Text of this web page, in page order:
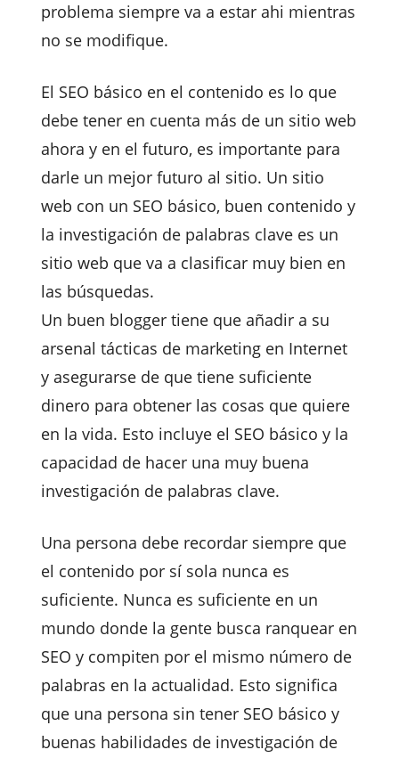
problema siempre va a estar ahi mientras
no se modifique.
El SEO básico en el contenido es lo que
debe tener en cuenta más de un sitio web
ahora y en el futuro, es importante para
darle un mejor futuro al sitio. Un sitio
web con un SEO básico, buen contenido y
la investigación de palabras clave es un
sitio web que va a clasificar muy bien en
las búsquedas.
Un buen blogger tiene que añadir a su
arsenal tácticas de marketing en Internet
y asegurarse de que tiene suficiente
dinero para obtener las cosas que quiere
en la vida. Esto incluye el SEO básico y la
capacidad de hacer una muy buena
investigación de palabras clave.
Una persona debe recordar siempre que
el contenido por sí sola nunca es
suficiente. Nunca es suficiente en un
mundo donde la gente busca ranquear en
SEO y compiten por el mismo número de
palabras en la actualidad. Esto significa
que una persona sin tener SEO básico y
buenas habilidades de investigación de